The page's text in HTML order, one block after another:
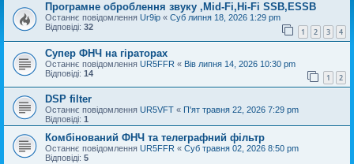
Програмне оброблення звуку ,Mid-Fi,Hi-Fi SSB,ESSB
Останнє повідомлення Ur9ip « Суб липня 18, 2026 1:29 pm
Відповіді: 32 1 2 3 4
Супер ФНЧ на гіраторах
Останнє повідомлення UR5FFR « Вів липня 14, 2026 10:30 pm
Відповіді: 14 1 2
DSP filter
Останнє повідомлення UR5VFT « П'ят травня 22, 2026 7:29 pm
Відповіді: 1
Комбінований ФНЧ та телеграфний фільтр
Останнє повідомлення UR5FFR « Суб травня 02, 2026 8:50 pm
Відповіді: 5